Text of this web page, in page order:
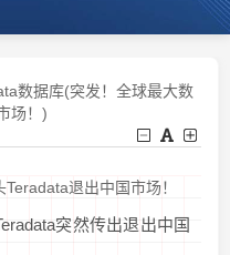
数据库(突发！全球最大数
场！)
退出中国市场！
突然传出退出中国